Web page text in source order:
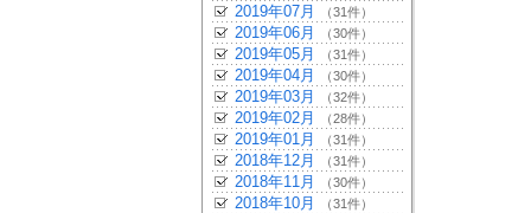
2019年07月 （31件）
2019年06月 （30件）
2019年05月 （31件）
2019年04月 （30件）
2019年03月 （32件）
2019年02月 （28件）
2019年01月 （31件）
2018年12月 （31件）
2018年11月 （30件）
2018年10月 （31件）